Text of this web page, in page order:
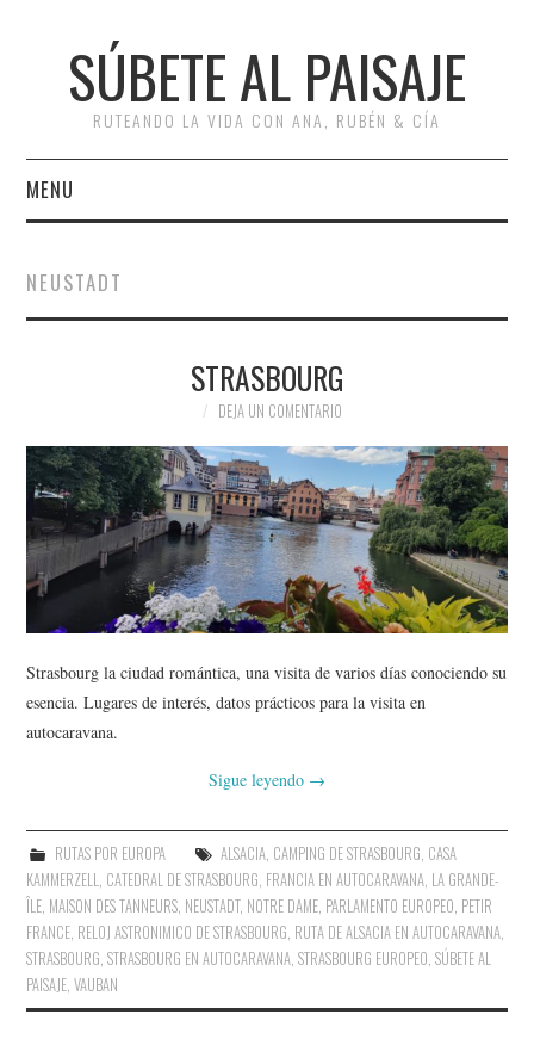
SÚBETE AL PAISAJE
RUTEANDO LA VIDA CON ANA, RUBÉN & CÍA
MENU
RUTAS
#ARVI
AMIGOS
CONTACTO
NEUSTADT
STRASBOURG
DEJA UN COMENTARIO
Strasbourg la ciudad romántica, una visita de varios días conociendo su
esencia. Lugares de interés, datos prácticos para la visita en
autocaravana.
Sigue leyendo →
RUTAS POR EUROPA ALSACIA, CAMPING DE STRASBOURG, CASA
KAMMERZELL, CATEDRAL DE STRASBOURG, FRANCIA EN AUTOCARAVANA, LA GRANDE-
ÎLE, MAISON DES TANNEURS, NEUSTADT, NOTRE DAME, PARLAMENTO EUROPEO, PETIR
FRANCE, RELOJ ASTRONIMICO DE STRASBOURG, RUTA DE ALSACIA EN AUTOCARAVANA,
STRASBOURG,STRASBOURG EN AUTOCARAVANA,STRASBOURG EUROPEO,SÚBETE AL
PAISAJE,VAUBAN